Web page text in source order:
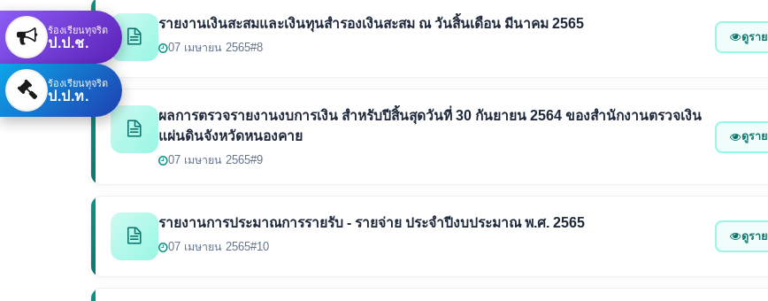
รายงานเงินสะสมและเงินทุนสำรองเงินสะสม ณ วันสิ้นเดือน มีนาคม 2565
07 เมษายน 2565#8
ดูรา
ผลการตรวจรายงานงบการเงิน สำหรับปีสิ้นสุดวันที่ 30 กันยายน 2564 ของสำนักงานตรวจเงิน
แผ่นดินจังหวัดหนองคาย
07 เมษายน 2565#9
ดูรา
รายงานการประมาณการรายรับ - รายจ่าย ประจำปีงบประมาณ พ.ศ. 2565
07 เมษายน 2565#10
ดูรา
ร้องเรียนทุจริต
ป.ป.ช.
ร้องเรียนทุจริต
ป.ป.ท.